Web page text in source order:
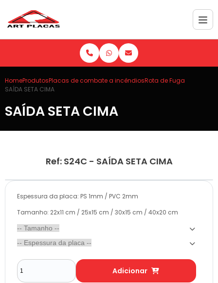
HomeProdutosPlacas de combate a incêndiosRota de Fuga
SAÍDA SETA CIMA
SAÍDA SETA CIMA
Ref: S24C - SAÍDA SETA CIMA
Espessura da placa: PS 1mm / PVC 2mm
Tamanho: 22x11 cm / 25x15 cm / 30x15 cm / 40x20 cm
Adicionar